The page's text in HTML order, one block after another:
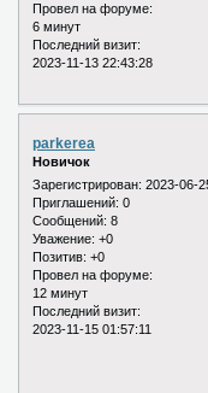
Провел на форуме:
6 минут
Последний визит:
2023-11-13 22:43:28
parkerea
Новичок
Зарегистрирован: 2023-06-
Приглашений: 0
Сообщений: 8
Уважение: +0
Позитив: +0
Провел на форуме:
12 минут
Последний визит:
2023-11-15 01:57:11